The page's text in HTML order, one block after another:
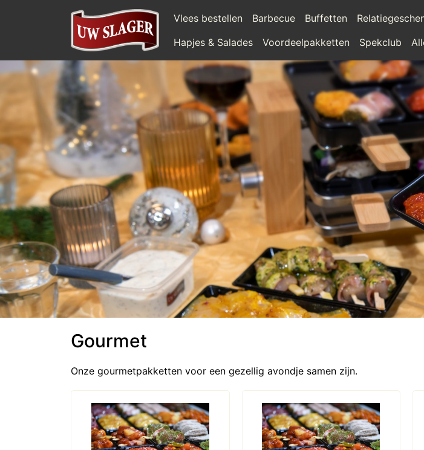
Vlees bestellen Barbecue Buffetten
Hapjes & Salades
Voordeelpakketten Spekclub
Gourmet
Onze gourmetpakketten voor een gezellig avondje samen zijn.